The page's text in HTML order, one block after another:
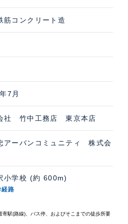
筋コンクリート造
7月
社 竹中工務店 東京本店
アーバンコミュニティ 株式会
小学校 (約 600m)
経路
駅(路線)、バス停、およびそこまでの徒歩所要